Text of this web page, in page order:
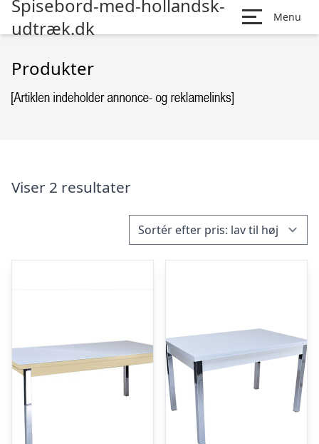
Spisebord-med-hollandsk-
udtræk.dk
Menu
Produkter
Viser 2 resultater